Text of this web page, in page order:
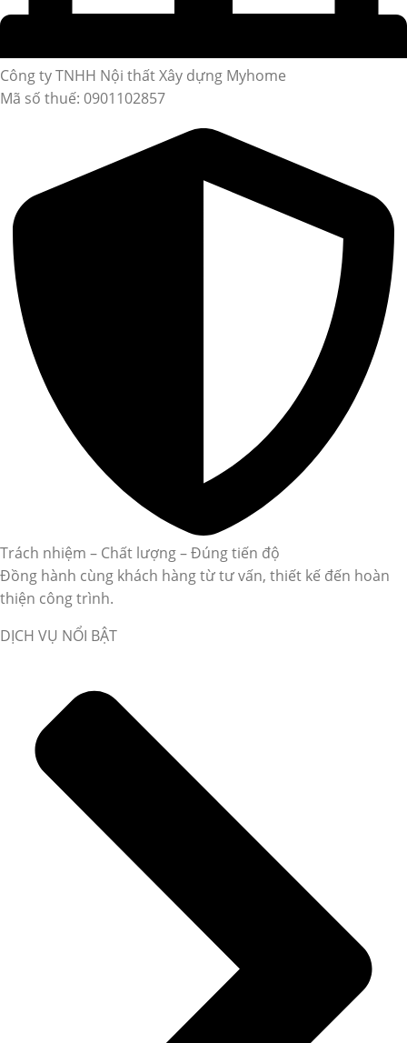
Công ty TNHH Nội thất Xây dựng Myhome
Mã số thuế: 0901102857
Trách nhiệm – Chất lượng – Đúng tiến độ
Đồng hành cùng khách hàng từ tư vấn, thiết kế đến hoàn
thiện công trình.
DỊCH VỤ NỔI BẬT